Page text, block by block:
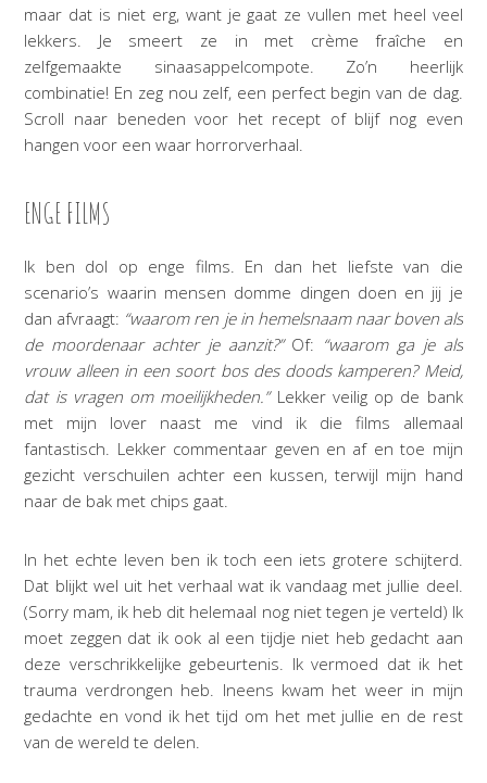
maar dat is niet erg, want je gaat ze vullen met heel veel
lekkers. Je smeert ze in met crème fraîche en
zelfgemaakte sinaasappelcompote. Zo’n heerlijk
combinatie! En zeg nou zelf, een perfect begin van de dag.
Scroll naar beneden voor het recept of blijf nog even
hangen voor een waar horrorverhaal.
ENGE FILMS
Ik ben dol op enge films. En dan het liefste van die
scenario’s waarin mensen domme dingen doen en jij je
dan afvraagt: “waarom ren je in hemelsnaam naar boven als
de moordenaar achter je aanzit?”Of: “waarom ga je als
vrouw alleen in een soort bos des doods kamperen? Meid,
dat is vragen om moeilijkheden.”Lekker veilig op de bank
met mijn lover naast me vind ik die films allemaal
fantastisch. Lekker commentaar geven en af en toe mijn
gezicht verschuilen achter een kussen, terwijl mijn hand
naar de bak met chips gaat.
In het echte leven ben ik toch een iets grotere schijterd.
Dat blijkt wel uit het verhaal wat ik vandaag met jullie deel.
(Sorry mam, ik heb dit helemaal nog niet tegen je verteld) Ik
moet zeggen dat ik ook al een tijdje niet heb gedacht aan
deze verschrikkelijke gebeurtenis. Ik vermoed dat ik het
trauma verdrongen heb. Ineens kwam het weer in mijn
gedachte en vond ik het tijd om het met jullie en de rest
van de wereld te delen.